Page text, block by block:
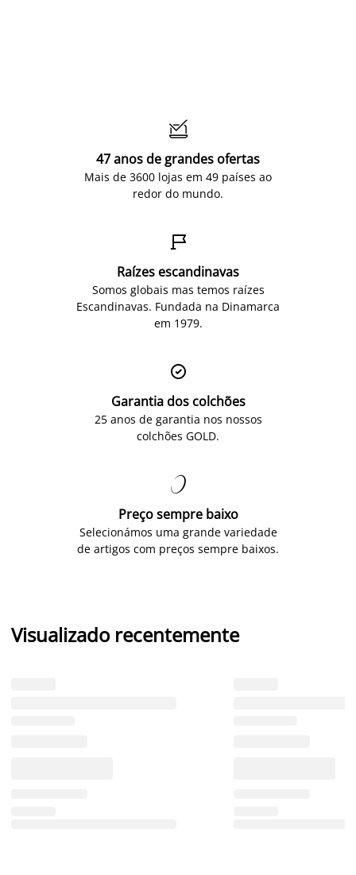

47 anos de grandes ofertas
Mais de 3600 lojas em 49 países ao
redor do mundo.

Raízes escandinavas
Somos globais mas temos raízes
Escandinavas. Fundada na Dinamarca
em 1979.

Garantia dos colchões
25 anos de garantia nos nossos
colchões GOLD.

Preço sempre baixo
Selecionámos uma grande variedade
de artigos com preços sempre baixos.
Visualizado recentemente